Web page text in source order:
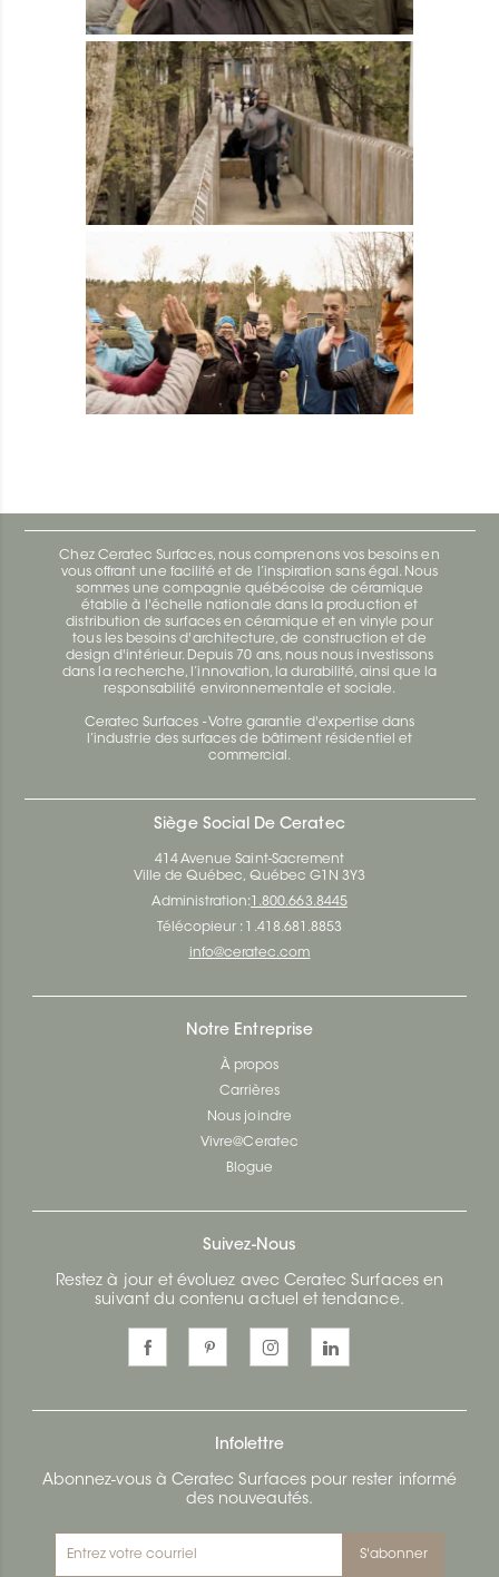
Chez Ceratec Surfaces, nous comprenons vos besoins en
vous offrant une facilité et de l’inspiration sans égal. Nous
sommes une compagnie québécoise de céramique
établie à l'échelle nationale dans la production et
distribution de surfaces en céramique et en vinyle pour
tous les besoins d'architecture, de construction et de
design d'intérieur. Depuis 70 ans, nous nous investissons
dans la recherche, l’innovation, la durabilité, ainsi que la
responsabilité environnementale et sociale.
Ceratec Surfaces - Votre garantie d'expertise dans
l’industrie des surfaces de bâtiment résidentiel et
commercial.
Siège Social De Ceratec
414 Avenue Saint-Sacrement
Ville de Québec, Québec G1N 3Y3
Administration: 1.800.663.8445
Télécopieur : 1.418.681.8853
info@ceratec.com
Notre Entreprise
À propos
Carrières
Nous joindre
Vivre@Ceratec
Blogue
Suivez-Nous
Restez à jour et évoluez avec Ceratec Surfaces en
suivant du contenu actuel et tendance.
Infolettre
Abonnez-vous à Ceratec Surfaces pour rester informé
des nouveautés.
S'abonner